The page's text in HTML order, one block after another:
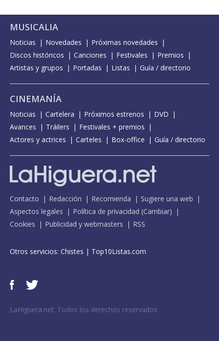
MUSICALIA
Noticias Novedades
Próximas novedades
Discos históricos
Canciones Festivales
Premios
Artistas y grupos
Portadas Listas Guía / directorio
CINEMANÍA
Noticias Cartelera Próximos estrenos
DVD
Avances
Tráilers
Festivales + premios
Actores y actrices
Carteles Box-office Guía / directorio
Contacto Redacción Recomienda
Sugiere una web
Aspectos legales
Política de privacidad (Cambiar)
Cookies
Publicidad y webmasters RSS
Otros servicios: Chistes | Top10Listas.com
LaHiguera.net. Todos los derechos reservados